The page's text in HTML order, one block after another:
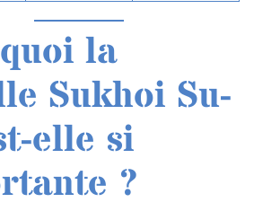
la
Sukhoi Su-
elle si
?